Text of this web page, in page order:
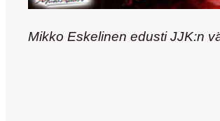
Mikko Eskelinen edusti JJK:n